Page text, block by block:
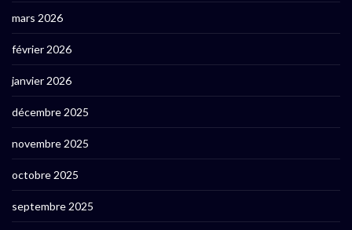
mars 2026
février 2026
janvier 2026
décembre 2025
novembre 2025
octobre 2025
septembre 2025